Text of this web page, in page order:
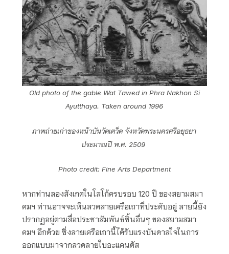
Old photo of the gable Wat Tawed in Phra Nakhon Si
Ayutthaya. Taken around 1996
ภาพถ่ายเก่าของหน้าบันวัดเตว็ด จังหวัดพระนครศรีอยุธยา
ประมาณปี พ.ศ. 2509
Photo credit: Fine Arts Department
หากท่านลองสังเกตในโลโก้ครบรอบ 120 ปี ของสยามสมา
คมฯ ท่านอาจจะเห็นลวดลายเครือเถาที่ประดับอยู่ ลายนี้ยัง
ปรากฏอยู่ตามสื่อประชาสัมพันธ์ชิ้นอื่นๆ ของสยามสมา
คมฯ อีกด้วย ซึ่งลายเครือเถานี้ได้รับแรงบันดาลใจในการ
ออกแบบมาจากลวดลายใบอะแคนตัส